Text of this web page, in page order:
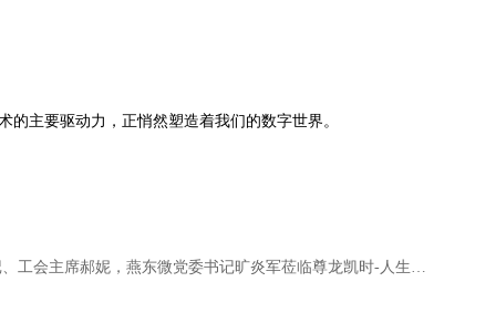
的主要驱动力，正悄然塑造着我们的数字世界。
北京电控党委副书记、工会主席郝妮，燕东微党委书记旷炎军莅临尊龙凯时-人生就是搏!